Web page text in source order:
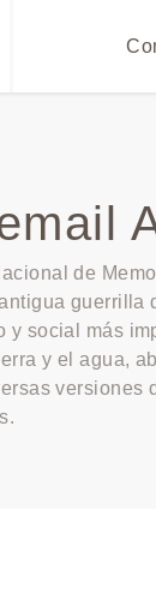
de
guerrilla
social más
y el agua,
versiones